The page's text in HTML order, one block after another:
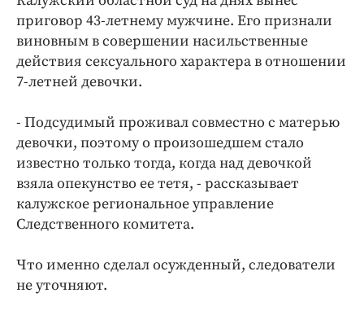
Интересное чтиво
Клиника года
Работодатель года
приговор 43-летнему мужчине. Его признали
виновным в совершении насильственные
действия сексуального характера в отношении
7-летней девочки.
- Подсудимый проживал совместно с матерью
девочки, поэтому о произошедшем стало
известно только тогда, когда над девочкой
взяла опекунство ее тетя, - рассказывает
калужское региональное управление
Следственного комитета.
Что именно сделал осужденный, следователи
не уточняют.